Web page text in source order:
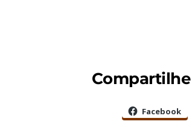
Compartilhe
Facebook